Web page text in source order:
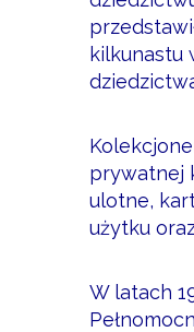
kilkunastu
prywatnej
ulotne,
użytku
W latach